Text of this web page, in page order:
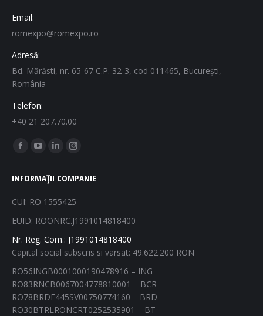
Email:
romexpo@romexpo.ro
Adresă:
Bd. Mărăsti, nr. 65-67 C.P. 32-3, cod 011465, București,
România
Telefon:
+40 21 207.70.00
Find us on:
Facebook
opens
in
YouTube
opens
in
Linkedin
opens
in
window
Instagram
opens
in
window
INFORMAȚII COMPANIE
CUI: RO 1555425
EUID: ROONRC.J1991014818400
Nr. Reg. Com.: J1991014818400
Capital social subscris si varsat: 49.622.200 RON
RO56INGB0001000190478916 – ING
RO83RNCB0067004778810001 – BCR
RO78BRDE445SV00750774160 – BRD
RO30BTRLRONCRT0252535901 – BT